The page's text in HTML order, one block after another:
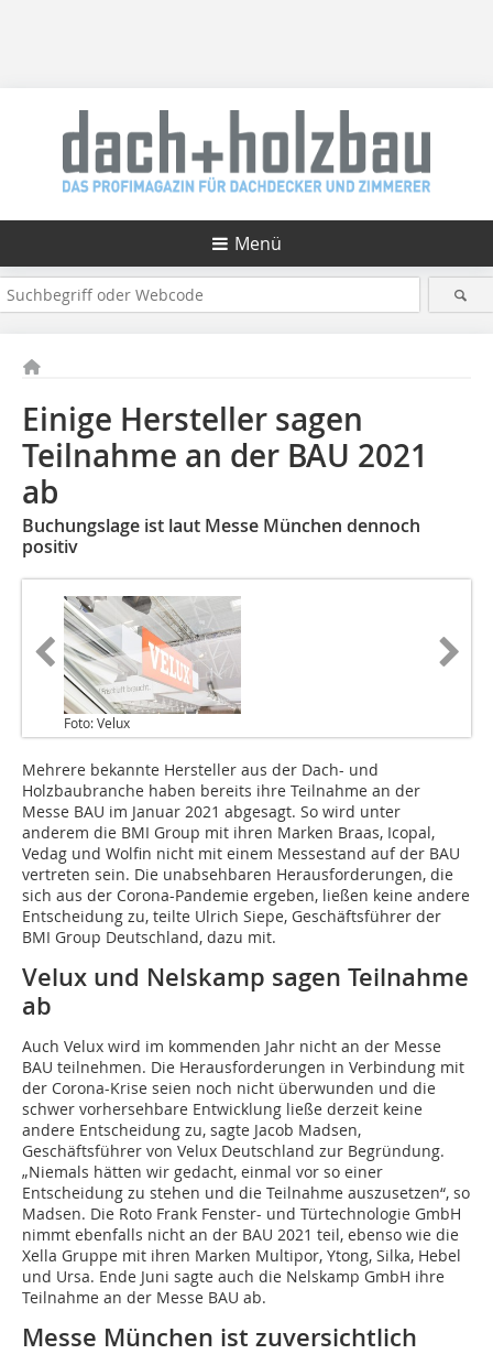
Menü
Einige Hersteller sagen
Teilnahme an der BAU 2021
ab
Buchungslage ist laut Messe München dennoch
positiv
Foto: Velux
Mehrere bekannte Hersteller aus der Dach- und
Holzbaubranche haben bereits ihre Teilnahme an der
Messe BAU im Januar 2021 abgesagt. So wird unter
anderem die BMI Group mit ihren Marken Braas, Icopal,
Vedag und Wolfin nicht mit einem Messestand auf der BAU
vertreten sein. Die unabsehbaren Herausforderungen, die
sich aus der Corona-Pandemie ergeben, ließen keine andere
Entscheidung zu, teilte Ulrich Siepe, Geschäftsführer der
BMI Group Deutschland, dazu mit.
Velux und Nelskamp sagen Teilnahme
ab
Auch Velux wird im kommenden Jahr nicht an der Messe
BAU teilnehmen. Die Herausforderungen in Verbindung mit
der Corona-Krise seien noch nicht überwunden und die
schwer vorhersehbare Entwicklung ließe derzeit keine
andere Entscheidung zu, sagte Jacob Madsen,
Geschäftsführer von Velux Deutschland zur Begründung.
„Niemals hätten wir gedacht, einmal vor so einer
Entscheidung zu stehen und die Teilnahme auszusetzen“, so
Madsen. Die Roto Frank Fenster- und Türtechnologie GmbH
nimmt ebenfalls nicht an der BAU 2021 teil, ebenso wie die
Xella Gruppe mit ihren Marken Multipor, Ytong, Silka, Hebel
und Ursa. Ende Juni sagte auch die Nelskamp GmbH ihre
Teilnahme an der Messe BAU ab.
Messe München ist zuversichtlich